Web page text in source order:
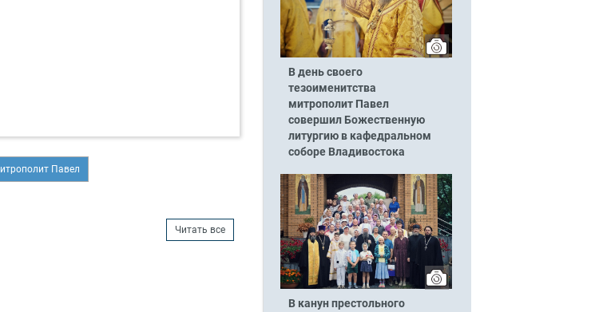
Павел
Читать все
В день своего
тезоименитства
митрополит Павел
совершил Божественную
литургию в кафедральном
соборе Владивостока
В канун престольного